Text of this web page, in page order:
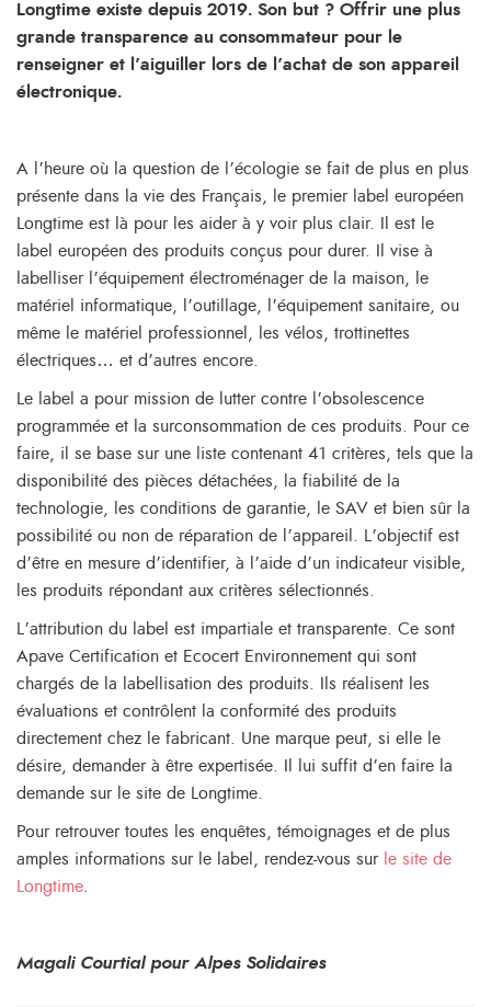
Longtime existe depuis 2019. Son but ? Offrir une plus
grande transparence au consommateur pour le
renseigner et l’aiguiller lors de l’achat de son appareil
électronique.
A l’heure où la question de l’écologie se fait de plus en plus
présente dans la vie des Français, le premier label européen
Longtime est là pour les aider à y voir plus clair. Il est le
label européen des produits conçus pour durer. Il vise à
labelliser l’équipement électroménager de la maison, le
matériel informatique, l’outillage, l’équipement sanitaire, ou
même le matériel professionnel, les vélos, trottinettes
électriques… et d’autres encore.
Le label a pour mission de lutter contre l’obsolescence
programmée et la surconsommation de ces produits. Pour ce
faire, il se base sur une liste contenant 41 critères, tels que la
disponibilité des pièces détachées, la fiabilité de la
technologie, les conditions de garantie, le SAV et bien sûr la
possibilité ou non de réparation de l’appareil. L’objectif est
d’être en mesure d’identifier, à l’aide d’un indicateur visible,
les produits répondant aux critères sélectionnés.
L’attribution du label est impartiale et transparente. Ce sont
Apave Certification et Ecocert Environnement qui sont
chargés de la labellisation des produits. Ils réalisent les
évaluations et contrôlent la conformité des produits
directement chez le fabricant. Une marque peut, si elle le
désire, demander à être expertisée. Il lui suffit d’en faire la
demande sur le site de Longtime.
Pour retrouver toutes les enquêtes, témoignages et de plus
amples informations sur le label, rendez-vous sur le site de
Longtime.
Magali Courtial pour Alpes Solidaires